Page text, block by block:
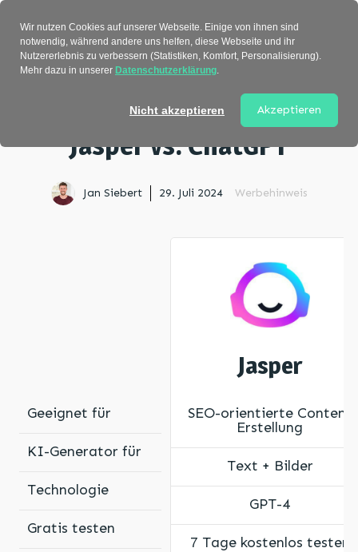
Vergleiche> Jasper vs. ChatGPT
Jasper vs. ChatGPT
Jan Siebert 29. Juli 2024 Werbehinweis
Geeignet für
KI-Generator für
Technologie
Gratis testen
Jasper
SEO-orientierte Content
Erstellung
Text + Bilder
GPT-4
7 Tage kostenlos testen
Wir nutzen Cookies auf unserer Webseite. Einige von ihnen sind
notwendig, während andere uns helfen, diese Webseite und ihr
Nutzererlebnis zu verbessern (Statistiken, Komfort, Personalisierung).
Mehr dazu in unserer Datenschutzerklärung.
Nicht akzeptieren Akzeptieren